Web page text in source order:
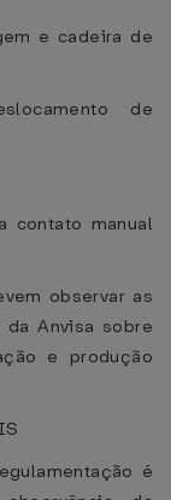
e cadeira de
de
contato manual
observar as
Anvisa sobre
e produção
é